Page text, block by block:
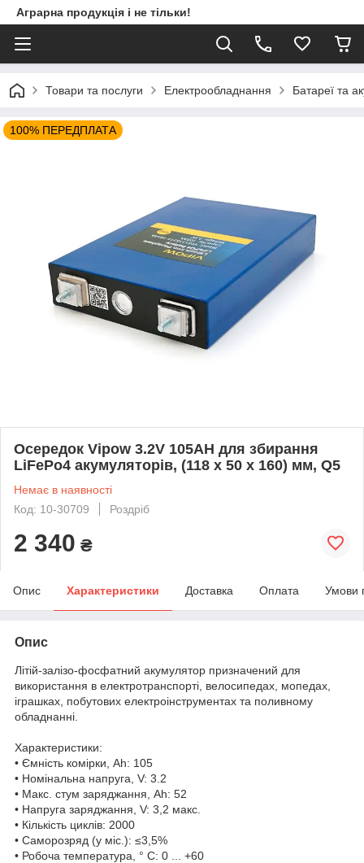
Аграрна продукція і не тільки!
Товари та послуги Електрообладнання Батареї та
100% ПЕРЕДПЛАТА
Осередок Vipow 3.2V 105AH для збирання
LiFePo4 акумуляторів, (118 x 50 x 160) мм, Q5
Немає в наявності
Код: 10-30709
Роздріб
2 340 ₴
Опис Характеристики Доставка Оплата Умови
Опис
Літій-залізо-фосфатний акумулятор призначений для
використання в електротранспорті, велосипедах, мопедах,
іграшках, побутових електроінструментах та поливному
обладнанні.
Характеристики:
• Ємність комірки, Ah: 105
• Номінальна напруга, V: 3.2
• Макс. стум заряджання, Ah: 52
• Напруга заряджання, V: 3,2 макс.
• Кількість циклів: 2000
• Саморозряд (у міс.): ≤3,5%
• Робоча температура, ° С: 0 ... +60